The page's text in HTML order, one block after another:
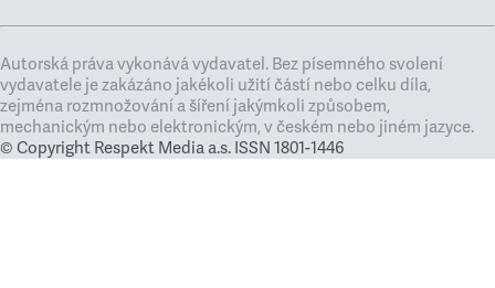
Autorská práva vykonává vydavatel. Bez písemného svolení
vydavatele je zakázáno jakékoli užití částí nebo celku díla,
zejména rozmnožování a šíření jakýmkoli způsobem,
mechanickým nebo elektronickým, v českém nebo jiném jazyce.
© Copyright Respekt Media a.s. ISSN 1801-1446